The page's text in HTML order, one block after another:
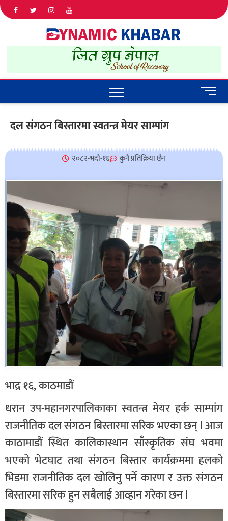
IN NEPAL
M
e
u
o
दल संगठन बिस्तारमा स्वतन्त्र मेयर साम्पांग
२०८२-भदौ-१६ कुनै प्रतिक्रिया छैन
भाद्र १६, काठमाडौं
धरान उप-महानगरपालिकाका स्वतन्त्र मेयर हर्क साम्पांग
राजनीतिक दल संगठन बिस्तारमा सरिक भएका छन् l आज
काठामाडौं स्थित कालिकास्थान साँस्कृतिक संघ भवमा
भएको भेटघाट तथा संगठन बिस्तार कार्यक्रममा हलको
भिडमा राजनीतिक दल खोलिनु पर्ने कारण र उक्त संगठन
बिस्तारमा सरिक हुन सबैलाई आव्हान गरेका छन l